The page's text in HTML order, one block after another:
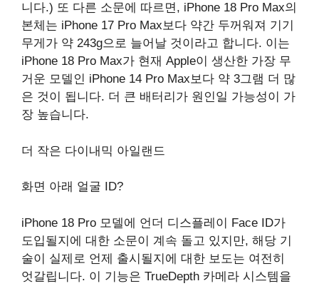
니다.) 또 다른 소문에 따르면, iPhone 18 Pro Max의
본체는 iPhone 17 Pro Max보다 약간 두꺼워져 기기
무게가 약 243g으로 늘어날 것이라고 합니다. 이는
iPhone 18 Pro Max가 현재 Apple이 생산한 가장 무
거운 모델인 iPhone 14 Pro Max보다 약 3그램 더 많
은 것이 됩니다. 더 큰 배터리가 원인일 가능성이 가
장 높습니다.
더 작은 다이내믹 아일랜드
화면 아래 얼굴 ID?
iPhone 18 Pro 모델에 언더 디스플레이 Face ID가
도입될지에 대한 소문이 계속 돌고 있지만, 해당 기
술이 실제로 언제 출시될지에 대한 보도는 여전히
엇갈립니다. 이 기능은 TrueDepth 카메라 시스템을